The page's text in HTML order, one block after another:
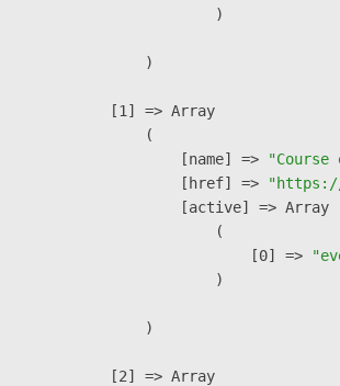
                )
        )
    [1] => Array
        (
            [name] =>
            [href] =>
            [active] => Array
                (
                    [0] =>
                )
        )
    [2] => Array